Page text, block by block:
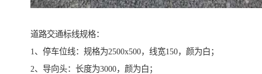
道路交通标线规格：
1、停车位线：规格为2500x500，线宽150，颜为白；
2、导向头：长度为3000，颜为白；